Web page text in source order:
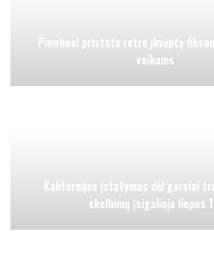
Pinwheel pristato retro įkvėptą
vaikams
Kalifornijos įstatymas dėl garsiai
skelbimų įsigalioja liepos